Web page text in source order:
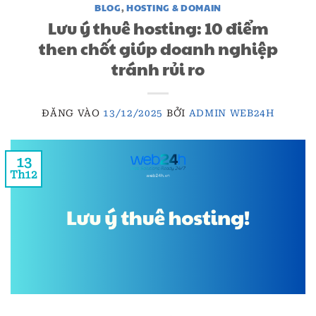
BLOG,HOSTING & DOMAIN
Lưu ý thuê hosting: 10 điểm
then chốt giúp doanh nghiệp
tránh rủi ro
ĐĂNG VÀO 13/12/2025 BỞI ADMIN WEB24H
13
Th12